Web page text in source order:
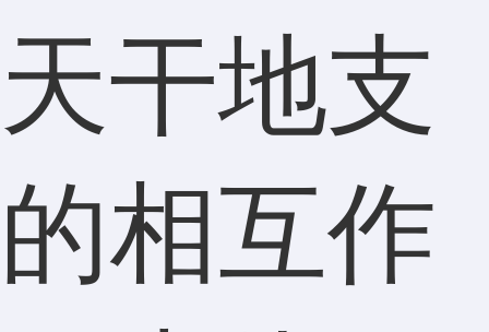
天干地支
的相互作